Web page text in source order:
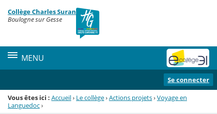
Menu de la rubrique
Contenu
Collège Charles Suran
Boulogne sur Gesse
MENU
Se connecter
Vous êtes ici : Accueil› Le collège›Actions projets›Voyage en
Languedoc›